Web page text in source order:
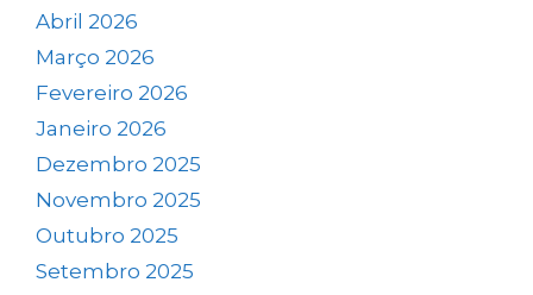
Abril 2026
Março 2026
Fevereiro 2026
Janeiro 2026
Dezembro 2025
Novembro 2025
Outubro 2025
Setembro 2025